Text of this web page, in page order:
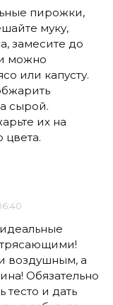
пирожки,
муку,
замесите до
можно
или капусту.
сырой.
их на
цвета.
воздушным, а
Обязательно
тесто и дать